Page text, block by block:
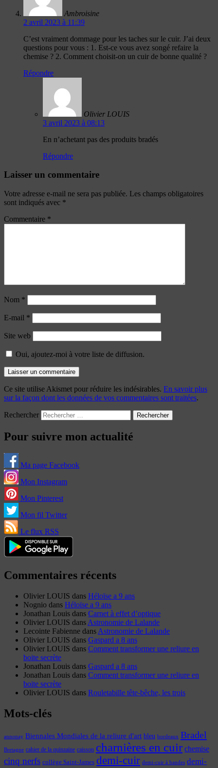
Ambroisine
2 avril 2023 à 11:39
C’est vraiment dommage pour les taches sur le cuir. J’ai deux
questions pour vous : 1. Est-ce vous avez songé refaire la
chemise ? 2. Comment choisit-on un cuir de bonne qualité ?
Répondre
Olivier LOUIS
3 avril 2023 à 08:13
En n’achetant pas des produits bradés
Répondre
Laisser un commentaire
Votre adresse e-mail ne sera pas publiée. Les champs obligatoires
sont indiqués avec *
Commentaire *
Nom *
E-mail *
Site web
Oui, ajoutez-moi à votre liste de diffusion.
Ce site utilise Akismet pour réduire les indésirables. En savoir plus
sur la façon dont les données de vos commentaires sont traitées.
Rechercher
Pour suivre mon actualité
Ma page Facebook
Mon Instagram
Mon Pinterest
Mon fil Twitter
Le flux RSS
Commentaires récents
Olivier LOUIS dans Héloïse a 9 ans
Nognio dans Héloïse a 9 ans
Jonathan Louis dans Carnet à effet d’optique
Olivier LOUIS dans Astronomie de Lalande
Lecointe Fabienne dans Astronomie de Lalande
Olivier LOUIS dans Gaspard a 8 ans
Olivier LOUIS dans Comment transformer une reliure en
boite secrète
Jonathan Louis dans Gaspard a 8 ans
Jonathan Louis dans Comment transformer une reliure en
boite secrète
Olivier LOUIS dans Rouletabille tête-bêche, les trois
Mots-clés
annonay Biennales Mondiales de la reliure d'art bleu bordeaux Bradel
Bretagne cahier de la quinzaine caisson charnières en cuir chemise
cinq nerfs collège Saint-James demi-cuir demi-cuir à bandes demi-